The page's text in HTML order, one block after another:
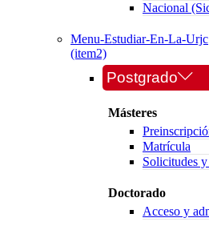
Nacional
Menu-Estudiar-En-La-Urjc
(item2)
Postgrado
Másteres
Matrícula
Solicitudes
Doctorado
Acceso y